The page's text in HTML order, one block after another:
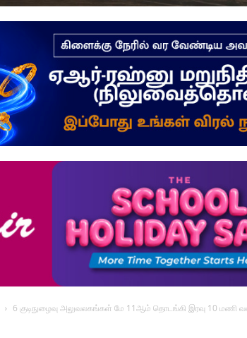
6 குடிநுழைவு அலுவலகங்கள் மே 11ஆம் தொடங்கி இரவு 10 மணி